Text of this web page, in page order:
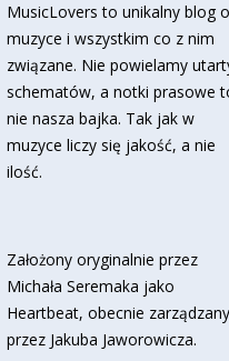
MusicLovers to unikalny blog o
muzyce i wszystkim co z nim
związane. Nie powielamy
schematów, a notki prasowe
nie nasza bajka. Tak jak w
muzyce liczy się jakość, a nie
ilość.
Założony oryginalnie przez
Michała Seremaka jako
Heartbeat, obecnie zarządzany
przez Jakuba Jaworowicza.